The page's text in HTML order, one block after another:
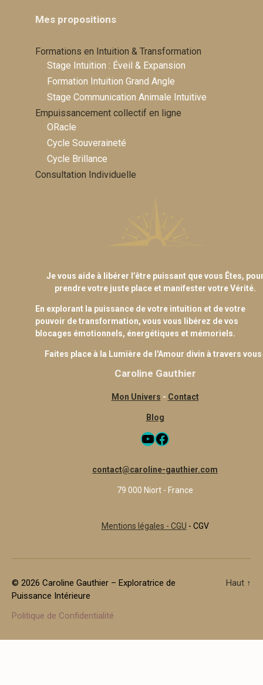
Mes propositions
Formations en Intuition & Transformation
Stage Intuition : Éveil & Expansion
Formation Intuition Grand Angle
Stage Communication Animale Intuitive
Empuissancement collectif en ligne
ORacle
Cycle Souveraineté
Cycle Brillance
Consultation Individuelle
Je vous aide à libérer l’être puissant que vous Êtes,
prendre votre juste place et manifester votre Vérité.
En explorant la puissance de votre intuition et de votre
pouvoir de transformation, vous vous libérez de vos
blocages émotionnels, énergétiques et mémoriels.
Faites place à la Lumière de l'Amour divin à travers vous
Caroline Gauthier
Mon Univers - Contact
Blog
YouTube
Facebook
contact@caroline-gauthier.com
79 000 Niort - France
Mentions légales - CGU - CGV
© 2026 Caroline Gauthier – Exploratrice de
Puissance Intérieure
Politique de Confidentialité
Haut ↑